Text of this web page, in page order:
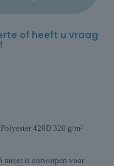
of heeft u vraag
420D 320 g/m²
meter is ontworpen voor